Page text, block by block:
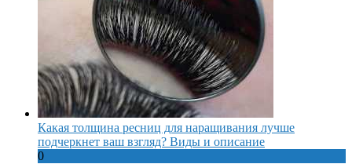
Какая толщина ресниц для наращивания лучше
подчеркнет ваш взгляд? Виды и описание
0